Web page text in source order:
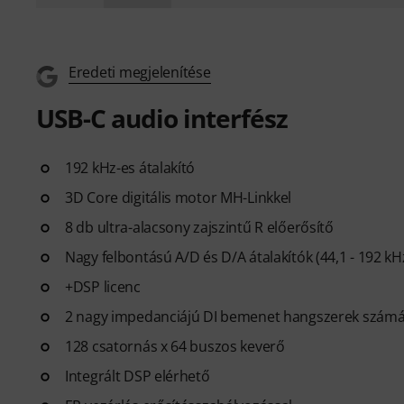
Eredeti megjelenítése
USB-C audio interfész
192 kHz-es átalakító
3D Core digitális motor MH-Linkkel
8 db ultra-alacsony zajszintű R előerősítő
Nagy felbontású A/D és D/A átalakítók (44,1 - 192
+DSP licenc
2 nagy impedanciájú DI bemenet hangszerek
128 csatornás x 64 buszos keverő
Integrált DSP elérhető